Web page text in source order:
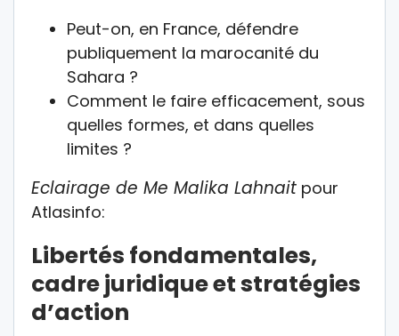
Peut-on, en France, défendre
publiquement la marocanité du
Sahara ?
Comment le faire efficacement, sous
quelles formes, et dans quelles
limites ?
Eclairage de Me Malika Lahnait pour
Atlasinfo:
Libertés fondamentales,
cadre juridique et stratégies
d’action